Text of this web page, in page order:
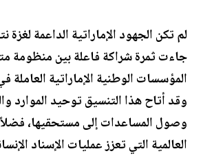
لم تكن الجهود الإماراتية الداعمة لغزة
جاءت ثمرة شراكة فاعلة بين منظومة
المؤسسات الوطنية الإماراتية العاملة
وقد أتاح هذا التنسيق توحيد الموارد
وصول المساعدات إلى مستحقيها،
العالمية التي تعزز عمليات الإسناد